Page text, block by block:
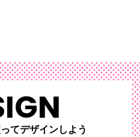
てデザインしよう